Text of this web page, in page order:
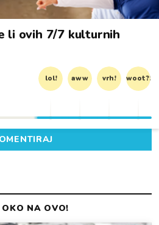
li ovih 7/7 kulturnih
lol! aww vrh! woot?!